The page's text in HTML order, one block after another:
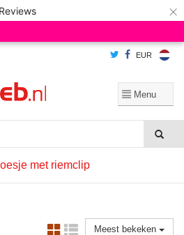
Reviews ×
EUR
met riemclip
Meest bekeken
te verbeteren. Is dat akkoord?
Ja